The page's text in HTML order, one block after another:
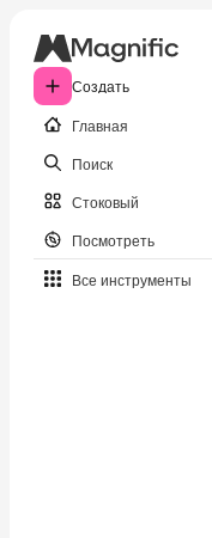
Создать
Главная
Поиск
Стоковый
Посмотреть
Все инструменты